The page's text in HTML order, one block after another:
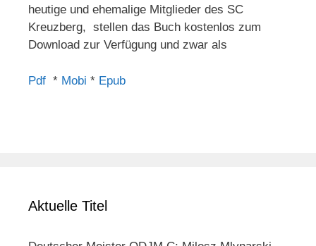
heutige und ehemalige Mitglieder des SC
Kreuzberg, stellen das Buch kostenlos zum
Download zur Verfügung und zwar als
Pdf * Mobi * Epub
Aktuelle Titel